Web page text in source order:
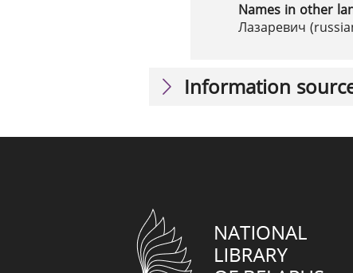
Names in other
Лазаревич
Information